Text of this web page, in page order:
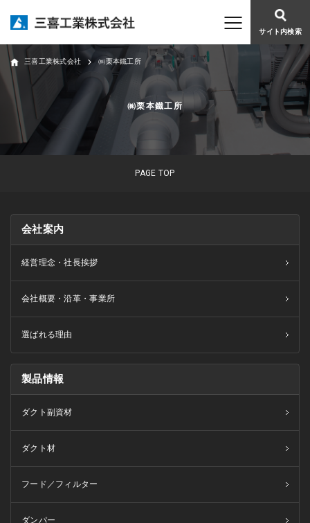
サイト内検索
㈱栗本鐵工所
三喜工業株式会社 ㈱栗本鐵工所
PAGE TOP
会社案内
経営理念・社長挨拶
会社概要・沿革・事業所
選ばれる理由
製品情報
ダクト副資材
ダクト材
フード／フィルター
ダンパー